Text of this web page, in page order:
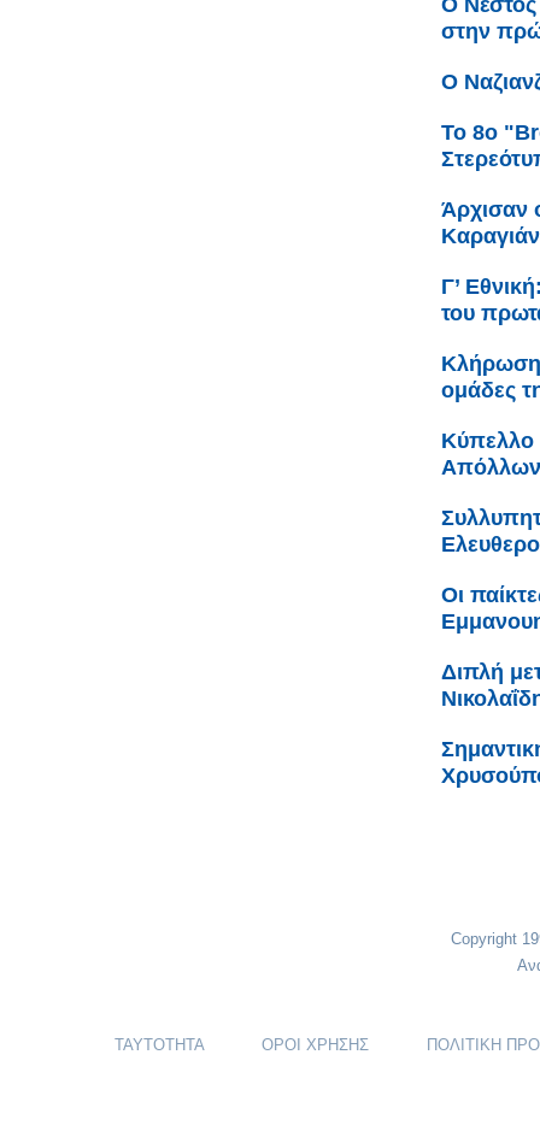
Ο Νέστος
στην
Ο
Το 8ο
Άρχισαν
Γ’
του
Κλήρωση
ομάδες
Κύπελλο
Οι
Διπλή
Copyright
ΤΑΥΤΟΤΗΤΑ ΟΡΟΙ ΧΡΗΣΗΣ ΠΟΛΙΤΙΚΗ